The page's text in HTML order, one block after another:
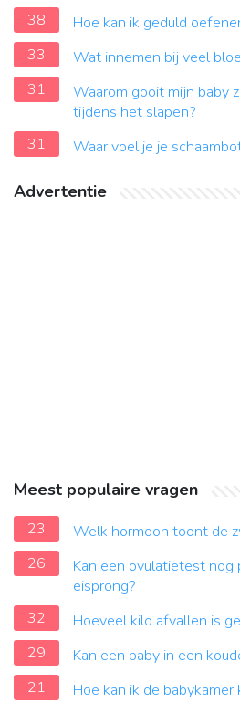
38
Hoe kan ik geduld
33
Wat innemen bij veel
31
Waarom gooit mijn baby
tijdens het slapen?
31
Waar voel je je
Advertentie
Meest populaire vragen
23
Welk hormoon toont de
26
Kan een ovulatietest
eisprong?
32
Hoeveel kilo afvallen is
29
Kan een baby in een
21
Hoe kan ik de babykamer